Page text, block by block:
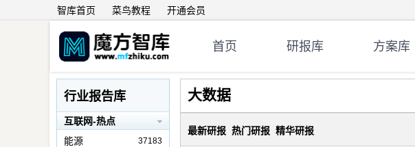
智库首页 菜鸟教程 开通会员
首页 研报库 方案库
行业报告库
互联网-热点
能源
37183
大数据
最新研报 热门研报 精华研报